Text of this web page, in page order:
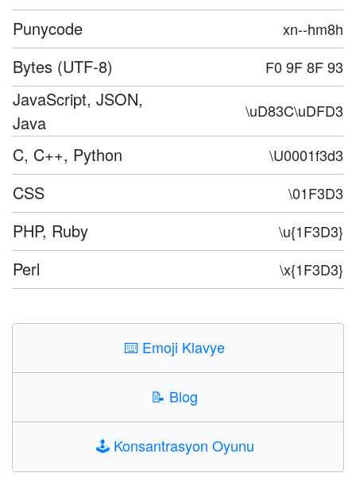
Punycode xn--hm8h
Bytes (UTF-8) F0 9F 8F 93
JavaScript, JSON,
Java
\uD83C\uDFD3
C, C++, Python \U0001f3d3
CSS \01F3D3
PHP, Ruby \u{1F3D3}
Perl \x{1F3D3}
⌨️ Emoji Klavye
📝 Blog
🕹️ Konsantrasyon Oyunu